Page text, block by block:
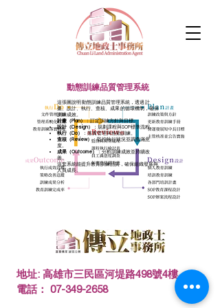
動態訓練品質管理系統
這張圖說明 動態訓練品質管理系統，透過 計
畫、設計、執行、查核、成果 的循環機制，確保
訓練成效。
計畫（Plan）：訂定訓練方針與目標。
設計（Design）
：規劃課程與SOP標準流程。
執行（Do）
：落實管理與推動訓練。
查核（Review）：監控執行狀況並調查滿意
度。
成果（Outcome）：分析訓練成效並持續改
善。
這套系統能提升教育訓練品質，確保組織發展與
人員成長。
© 2023 by
地址: 高雄市三民區河堤路498號4樓
電話： 07-349-2658